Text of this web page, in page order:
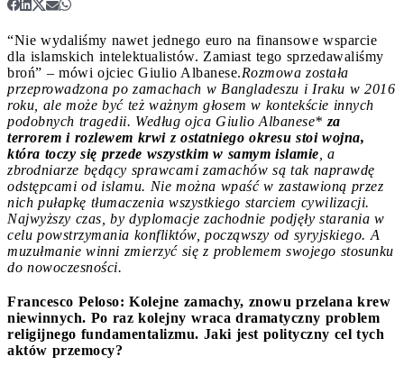
“Nie wydaliśmy nawet jednego euro na finansowe wsparcie
dla islamskich intelektualistów. Zamiast tego sprzedawaliśmy
broń” – mówi ojciec Giulio Albanese.Rozmowa została
przeprowadzona po zamachach w Bangladeszu i Iraku w 2016
roku, ale może być też ważnym głosem w kontekście innych
podobnych tragedii. Według ojca Giulio Albanese* za
terrorem i rozlewem krwi z ostatniego okresu stoi wojna,
która toczy się przede wszystkim w samym islamie , a
zbrodniarze będący sprawcami zamachów są tak naprawdę
odstępcami od islamu. Nie można wpaść w zastawioną przez
nich pułapkę tłumaczenia wszystkiego starciem cywilizacji.
Najwyższy czas, by dyplomacje zachodnie podjęły starania w
celu powstrzymania konfliktów, począwszy od syryjskiego. A
muzułmanie winni zmierzyć się z problemem swojego stosunku
do nowoczesności.
Francesco Peloso: Kolejne zamachy, znowu przelana krew
niewinnych. Po raz kolejny wraca dramatyczny problem
religijnego fundamentalizmu. Jaki jest polityczny cel tych
aktów przemocy?